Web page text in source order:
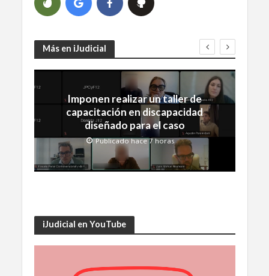
Más en iJudicial
Imponen realizar un taller de
capacitación en discapacidad
diseñado para el caso
Publicado hace 7 horas
iJudicial en YouTube